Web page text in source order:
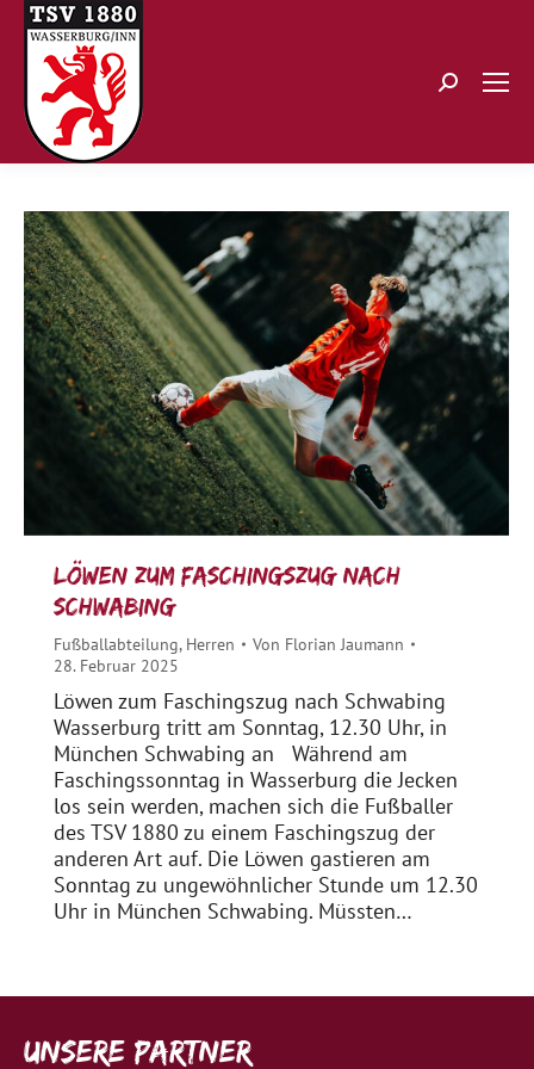
Search:
Löwen zum Faschingszug nach
Schwabing
Fußballabteilung, Herren Von Florian Jaumann
28. Februar 2025
Löwen zum Faschingszug nach Schwabing
Wasserburg tritt am Sonntag, 12.30 Uhr, in
München Schwabing an Während am
Faschingssonntag in Wasserburg die Jecken
los sein werden, machen sich die Fußballer
des TSV 1880 zu einem Faschingszug der
anderen Art auf. Die Löwen gastieren am
Sonntag zu ungewöhnlicher Stunde um 12.30
Uhr in München Schwabing. Müssten…
Unsere Partner